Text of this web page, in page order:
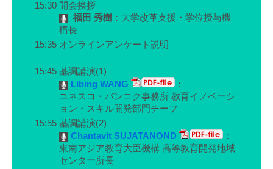
15:30 開会挨拶
福田 秀樹 ：大学改革支援・学位授与機
構長
15:35 オンラインアンケート説明
15:45 基調講演(1)
Libing WANG
：
ユネスコ・バンコク事務所 教育イノベーシ
ョン・スキル開発部門チーフ
15:55 基調講演(2)
Chantavit SUJATANOND
：
東南アジア教育大臣機構 高等教育開発地域
センター所長